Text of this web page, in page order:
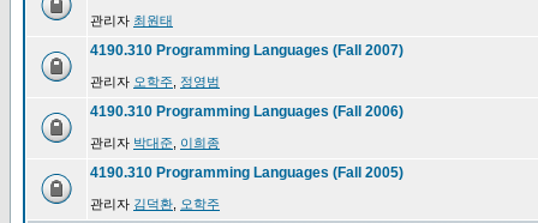
관리자 최원태
4190.310 Programming Languages (Fall 2007)
관리자 오학주 정영범
4190.310 Programming Languages (Fall 2006)
관리자 박대준 이희종
4190.310 Programming Languages (Fall 2005)
관리자 김덕환 오학주